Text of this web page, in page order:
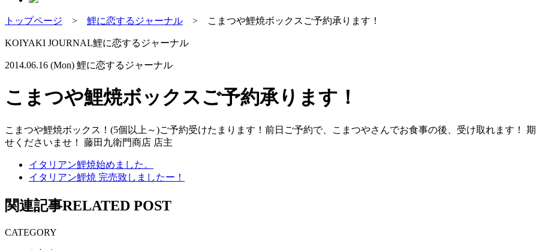
トップページ > 鯉に恋するジャーナル > こまつや鯉焼ボックスご予約承ります！
KOIYAKI JOURNAL鯉に恋するジャーナル
2014.06.16 (Mon) 鯉に恋するジャーナル
こまつや鯉焼ボックスご予約承ります！
こまつや鯉焼ボックス！(5個以上～)ご予約受けたまります！前日ご予約で、こまつやさんでお食事の後、受け取れます！
せくださいませ！ 藤田九衛門商店 店主
イタリアン鯉焼始めました。
イタリアン鯉焼 完売致しましたー！
関連記事RELATED POST
CATEGORY